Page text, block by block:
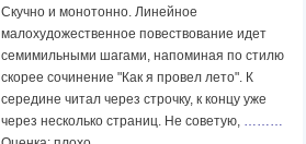
Скучно и монотонно. Линейное
малохудожественное повествование идет
семимильными шагами, напоминая по стилю
скорее сочинение "Как я провел лето". К
середине читал через строчку, к концу уже
через несколько страниц. Не советую, ………